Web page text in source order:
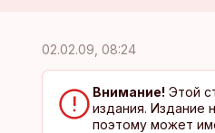
02.02.09, 08:24
Внимание! Этой
издания. Издание
поэтому может